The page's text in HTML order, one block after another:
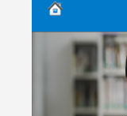
Biblioteca
Central
EsSalud